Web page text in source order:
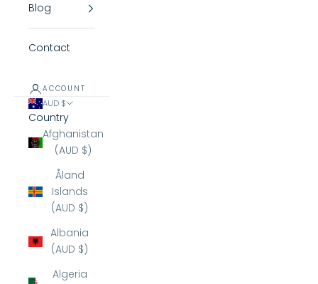
Blog
Contact
ACCOUNT
AUD $
Country
Afghanistan
(AUD $)
Åland
Islands
(AUD $)
Albania
(AUD $)
Algeria